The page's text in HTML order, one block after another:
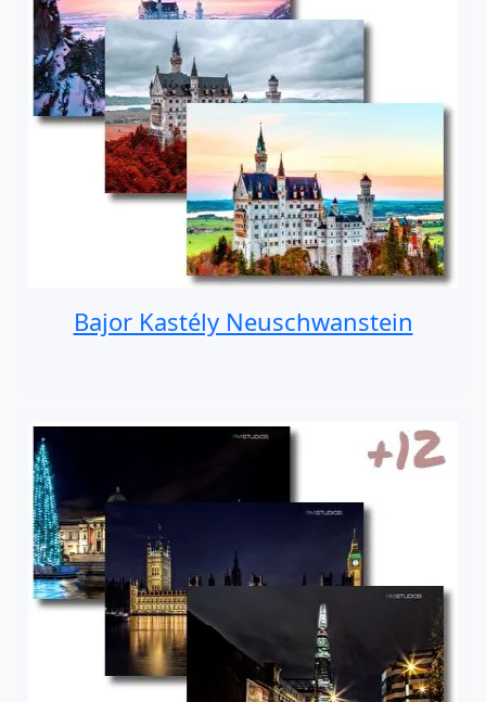
Bajor Kastély Neuschwanstein